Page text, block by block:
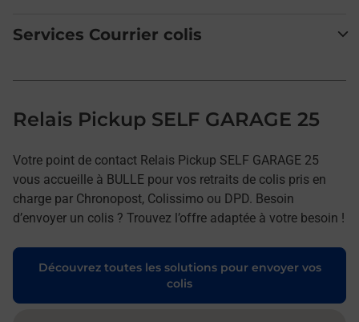
Services Courrier colis
Relais Pickup SELF GARAGE 25
Votre point de contact Relais Pickup SELF GARAGE 25
vous accueille à BULLE pour vos retraits de colis pris en
charge par Chronopost, Colissimo ou DPD. Besoin
d’envoyer un colis ? Trouvez l’offre adaptée à votre besoin !
Découvrez toutes les solutions pour envoyer vos
colis